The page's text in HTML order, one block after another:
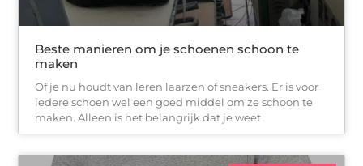
Beste manieren om je schoenen schoon te
maken
Of je nu houdt van leren laarzen of sneakers. Er is voor
iedere schoen wel een goed middel om ze schoon te
maken. Alleen is het belangrijk dat je weet